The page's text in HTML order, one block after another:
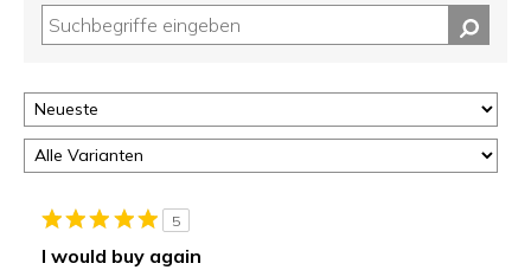
5
I would buy again